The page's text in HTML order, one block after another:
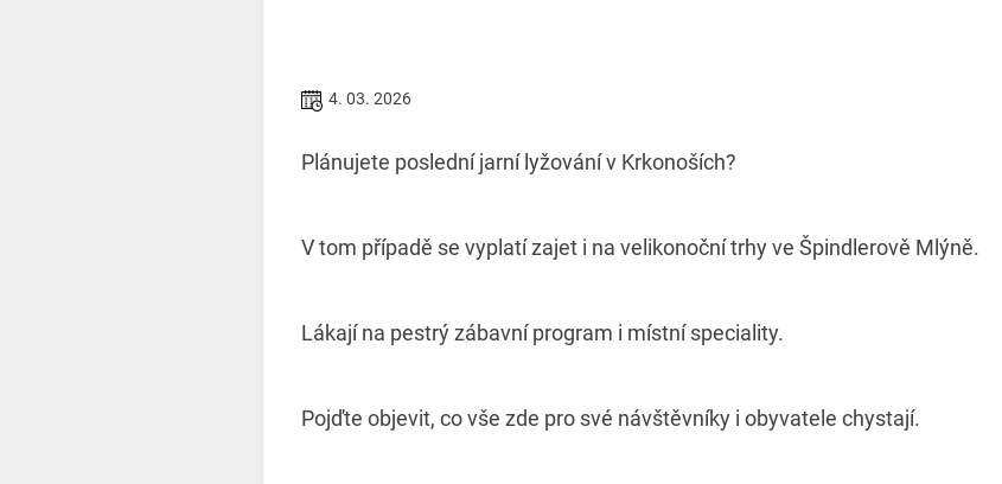
4. 03. 2026
Plánujete poslední jarní lyžování v Krkonoších?
V tom případě se vyplatí zajet i na velikonoční trhy ve Špindlerově Mlýně.
Lákají na pestrý zábavní program i místní speciality.
Pojďte objevit, co vše zde pro své návštěvníky i obyvatele chystají.